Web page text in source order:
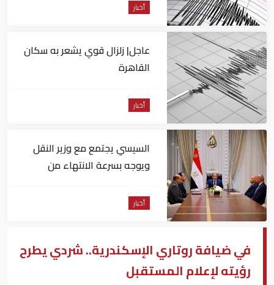
أخبار
عاجل| زلزال قوي يشعر به سكان
القاهرة
أخبار
السيسي يجتمع مع وزير النقل
ويوجه بسرعة الانتهاء من
أخبار
في ضيافة روتاري الإسكندرية.. شردي يطرح
رؤيته لإعلام المستقبل